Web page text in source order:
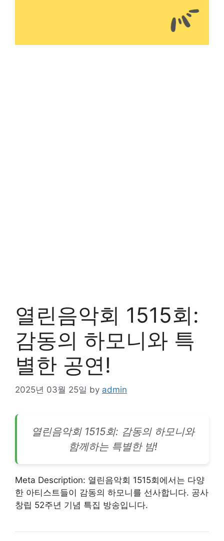
열린음악회 1515회:
감동의 하모니와 특
별한 공연!
2025년 03월 25일 by admin
열린음악회 1515회: 감동의 하모니와
함께하는 특별한 밤!
Meta Description: 열린음악회 1515회에서는 다양
한 아티스트들이 감동의 하모니를 선사합니다. 공사
창립 52주년 기념 특집 방송입니다.